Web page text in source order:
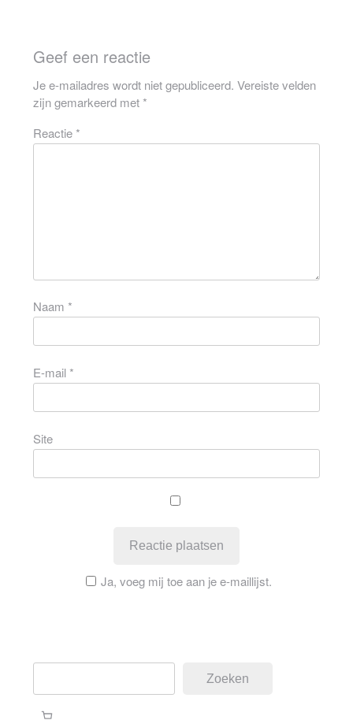
Geef een reactie
Je e-mailadres wordt niet gepubliceerd. Vereiste velden
zijn gemarkeerd met*
Reactie*
Naam*
E-mail*
Site
Ja, voeg mij toe aan je e-maillijst.
Zoeken